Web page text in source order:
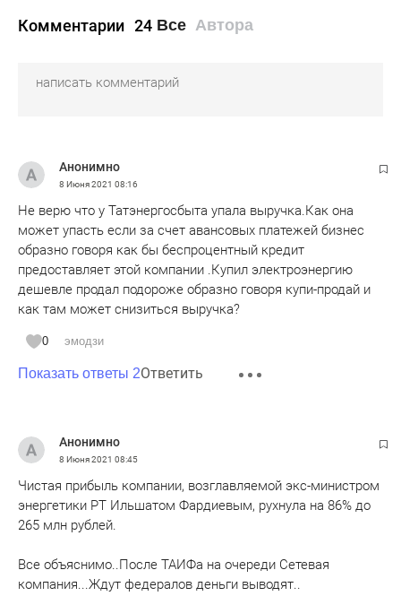
Комментарии 24 Все Автора
Анонимно
8 Июня 2021 08:16
Не верю что у Татэнергосбыта упала выручка.Как она
может упасть если за счет авансовых платежей бизнес
образно говоря как бы беспроцентный кредит
предоставляет этой компании .Купил электроэнергию
дешевле продал подороже образно говоря купи-продай и
как там может снизиться выручка?
0 эмодзи
Показать ответы 2Ответить
Анонимно
8 Июня 2021 08:45
Чистая прибыль компании, возглавляемой экс-министром
энергетики РТ Ильшатом Фардиевым, рухнула на 86% до
265 млн рублей.
Все объяснимо..После ТАИФа на очереди Сетевая
компания...Ждут федералов деньги выводят..